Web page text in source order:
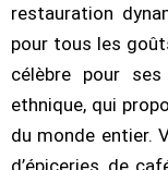
restauration
pour tous les
célèbre pour ses
ethnique, qui
du monde entier.
d’épiceries, de